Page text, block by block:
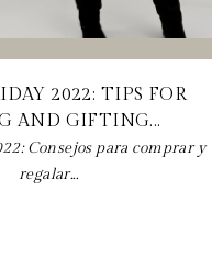
2022: TIPS FOR
AND GIFTING...
Consejos para comprar y
regalar...